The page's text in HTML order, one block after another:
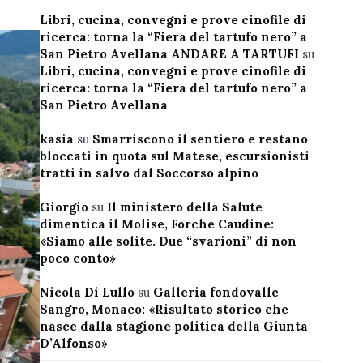
Libri, cucina, convegni e prove cinofile di
ricerca: torna la “Fiera del tartufo nero” a
San Pietro Avellana ANDARE A TARTUFI su
Libri, cucina, convegni e prove cinofile di
ricerca: torna la “Fiera del tartufo nero” a
San Pietro Avellana
kasia su Smarriscono il sentiero e restano
bloccati in quota sul Matese, escursionisti
tratti in salvo dal Soccorso alpino
Giorgiosu Il ministero della Salute
dimentica il Molise, Forche Caudine:
«Siamo alle solite. Due “svarioni” di non
poco conto»
Nicola Di Lullosu Galleria fondovalle
Sangro, Monaco: «Risultato storico che
nasce dalla stagione politica della Giunta
D’Alfonso»